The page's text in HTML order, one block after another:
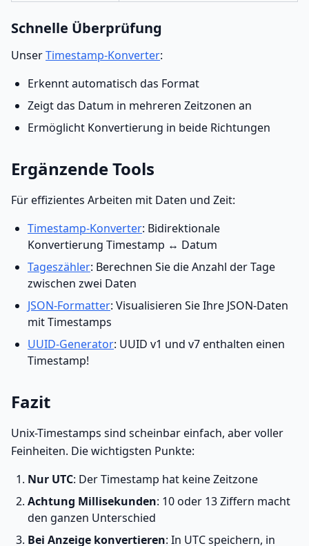
Schnelle Überprüfung
UnserTimestamp-Konverter:
Erkennt automatisch das Format
Zeigt das Datum in mehreren Zeitzonen an
Ermöglicht Konvertierung in beide Richtungen
Ergänzende Tools
Für effizientes Arbeiten mit Daten und Zeit:
Timestamp-Konverter: Bidirektionale
Konvertierung Timestamp ↔ Datum
Tageszähler: Berechnen Sie die Anzahl der Tage
zwischen zwei Daten
JSON-Formatter: Visualisieren Sie Ihre JSON-Daten
mit Timestamps
UUID-Generator: UUID v1 und v7 enthalten einen
Timestamp!
Fazit
Unix-Timestamps sind scheinbar einfach, aber voller
Feinheiten. Die wichtigsten Punkte:
Nur UTC: Der Timestamp hat keine Zeitzone
Achtung Millisekunden: 10 oder 13 Ziffern macht
den ganzen Unterschied
Bei Anzeige konvertieren: In UTC speichern, in